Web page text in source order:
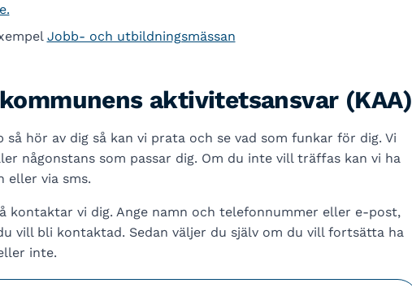
Jobb- och utbildningsmässan
aktivitetsansvar (KAA)
så hör av dig så kan vi prata och se vad som funkar för dig. Vi
någonstans som passar dig. Om du inte vill träffas kan vi ha
eller via sms.
kontaktar vi dig. Ange namn och telefonnummer eller e-post,
vill bli kontaktad. Sedan väljer du själv om du vill fortsätta ha
inte.